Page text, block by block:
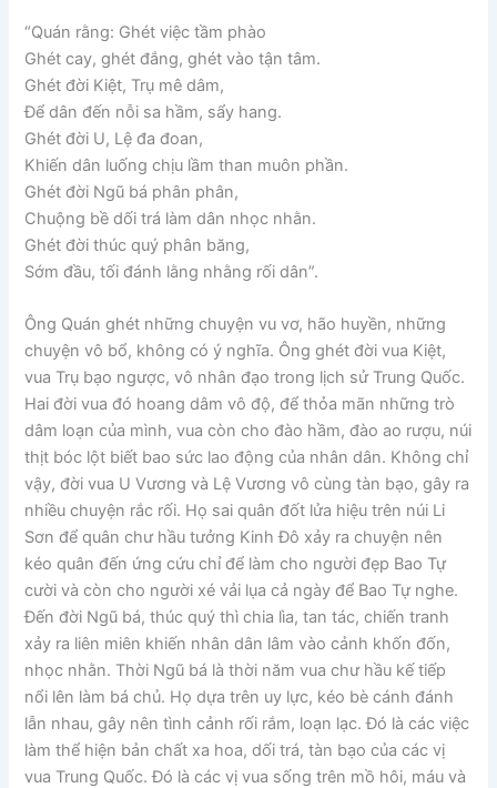
“Quán rằng: Ghét việc tầm phào
Ghét cay, ghét đắng, ghét vào tận tâm.
Ghét đời Kiệt, Trụ mê dâm,
Để dân đến nỗi sa hầm, sẩy hang.
Ghét đời U, Lệ đa đoan,
Khiến dân luống chịu lầm than muôn phần.
Ghét đời Ngũ bá phân phân,
Chuộng bề dối trá làm dân nhọc nhằn.
Ghét đời thúc quý phân băng,
Sớm đầu, tối đánh lằng nhằng rối dân”.
Ông Quán ghét những chuyện vu vơ, hão huyền, những
chuyện vô bổ, không có ý nghĩa. Ông ghét đời vua Kiệt,
vua Trụ bạo ngược, vô nhân đạo trong lịch sử Trung Quốc.
Hai đời vua đó hoang dâm vô độ, để thỏa mãn những trò
dâm loạn của mình, vua còn cho đào hầm, đào ao rượu, núi
thịt bóc lột biết bao sức lao động của nhân dân. Không chỉ
vậy, đời vua U Vương và Lệ Vương vô cùng tàn bạo, gây ra
nhiều chuyện rắc rối. Họ sai quân đốt lửa hiệu trên núi Li
Sơn để quân chư hầu tưởng Kinh Đô xảy ra chuyện nên
kéo quân đến ứng cứu chỉ để làm cho người đẹp Bao Tự
cười và còn cho người xé vải lụa cả ngày để Bao Tự nghe.
Đến đời Ngũ bá, thúc quý thì chia lìa, tan tác, chiến tranh
xảy ra liên miên khiến nhân dân lâm vào cảnh khốn đốn,
nhọc nhằn. Thời Ngũ bá là thời năm vua chư hầu kế tiếp
nổi lên làm bá chủ. Họ dựa trên uy lực, kéo bè cánh đánh
lẫn nhau, gây nên tình cảnh rối rắm, loạn lạc. Đó là các việc
làm thể hiện bản chất xa hoa, dối trá, tàn bạo của các vị
vua Trung Quốc. Đó là các vị vua sống trên mồ hôi, máu và